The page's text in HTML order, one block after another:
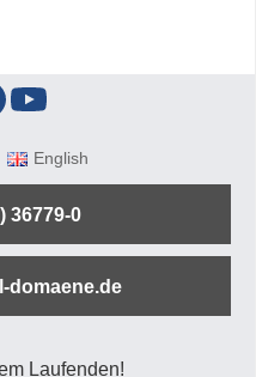
English
36779-0
domaene.de
Laufenden!